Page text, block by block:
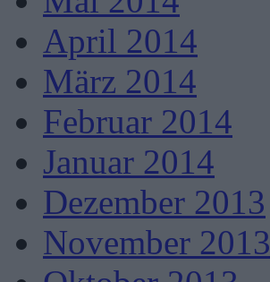
April 2014
März 2014
Februar 2014
Januar 2014
Dezember 2013
November 2013